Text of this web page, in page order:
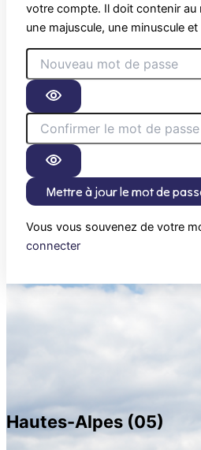
votre compte. Il doit contenir au
une majuscule, une minuscule
Mettre à jour le mot de
Vous vous souvenez de votre
connecter
Hautes-Alpes (05)